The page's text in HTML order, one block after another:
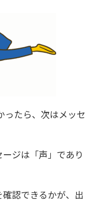
ったら、次はメッセ
ジは「声」であり
認できるかが、出